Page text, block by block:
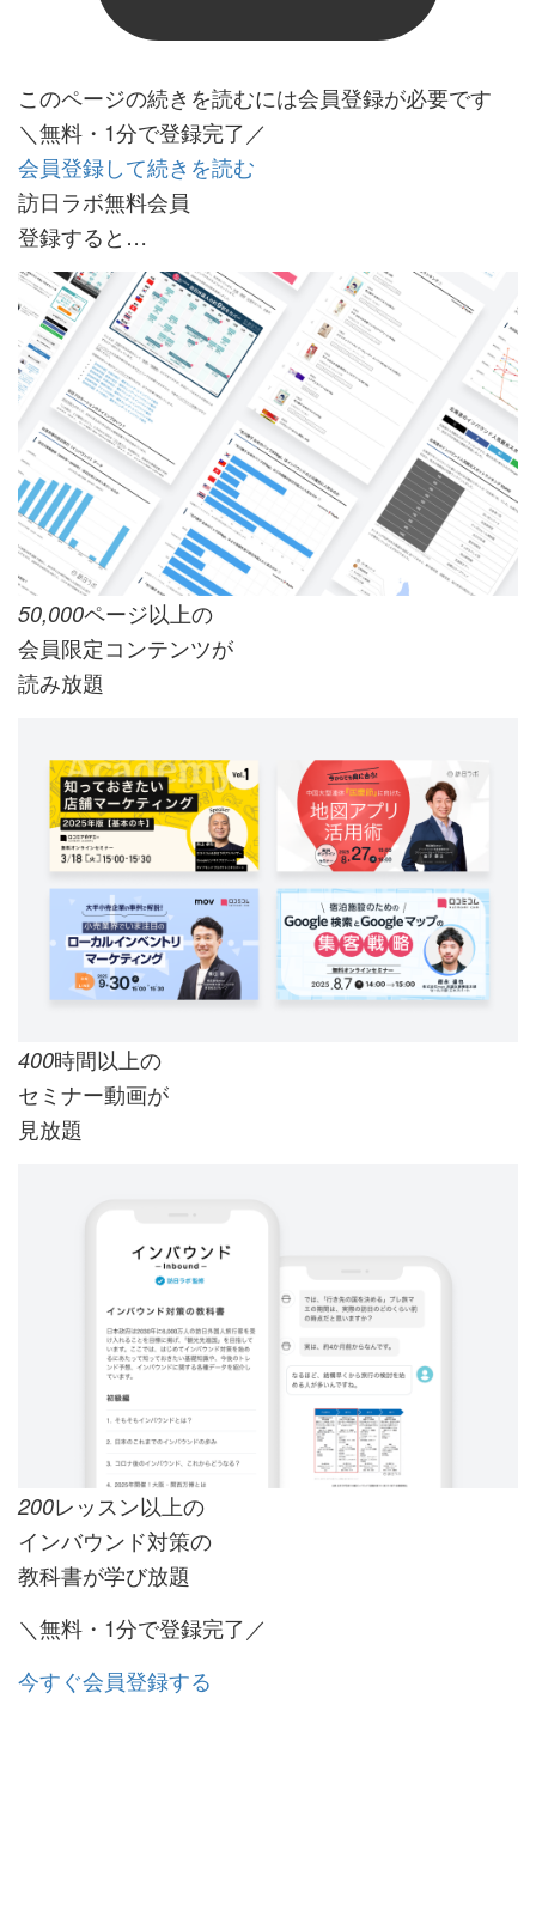
このページの続きを読むには会員登録が必要です
＼無料・1分で登録完了／
会員登録して続きを読む
訪日ラボ無料会員
登録すると…
50,000ページ以上の
会員限定コンテンツが
読み放題
400時間以上の
セミナー動画が
見放題
200レッスン以上の
インバウンド対策の
教科書が学び放題
＼無料・1分で登録完了／
今すぐ会員登録する